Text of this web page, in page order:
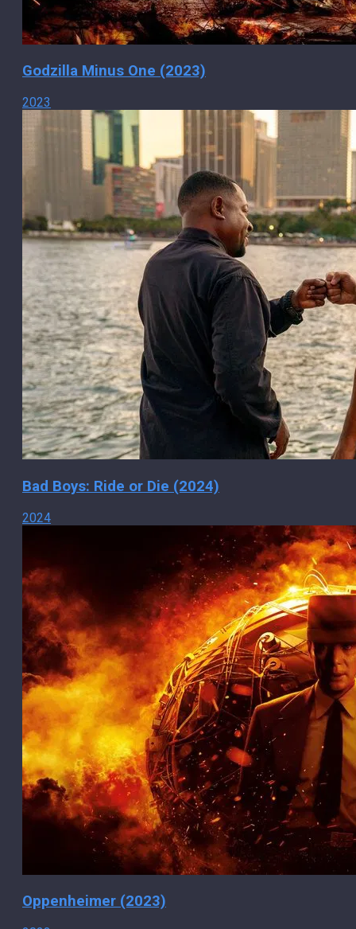
Godzilla Minus One (2023)
2023
Bad Boys: Ride or Die (2024)
2024
Oppenheimer (2023)